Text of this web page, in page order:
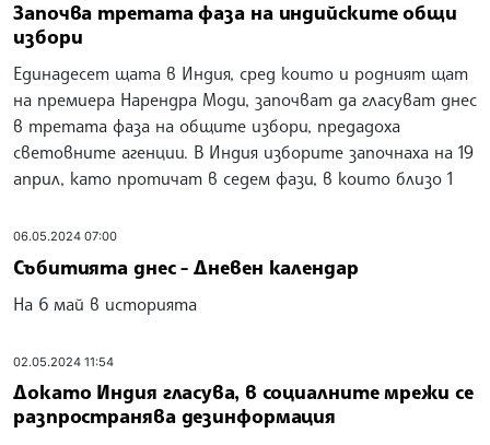
Започва третата фаза на индийските общи
избори
Единадесет щата в Индия, сред които и родният щат
на премиера Нарендра Моди, започват да гласуват днес
в третата фаза на общите избори, предадоха
световните агенции. В Индия изборите започнаха на 19
април, като протичат в седем фази, в които близо 1
06.05.2024 07:00
Събитията днес - Дневен календар
На 6 май в историята
02.05.2024 11:54
Докато Индия гласува, в социалните мрежи се
разпространява дезинформация